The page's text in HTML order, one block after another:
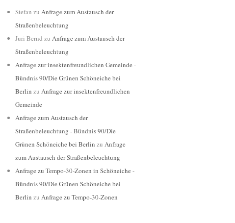
Stefan zu Anfrage zum Austausch der
Straßenbeleuchtung
Juri Bernd zu Anfrage zum Austausch der
Straßenbeleuchtung
Anfrage zur insektenfreundlichen Gemeinde -
Bündnis 90/Die Grünen Schöneiche bei
Berlin zu Anfrage zur insektenfreundlichen
Gemeinde
Anfrage zum Austausch der
Straßenbeleuchtung - Bündnis 90/Die
Grünen Schöneiche bei Berlin zu Anfrage
zum Austausch der Straßenbeleuchtung
Anfrage zu Tempo-30-Zonen in Schöneiche -
Bündnis 90/Die Grünen Schöneiche bei
Berlin zu Anfrage zu Tempo-30-Zonen